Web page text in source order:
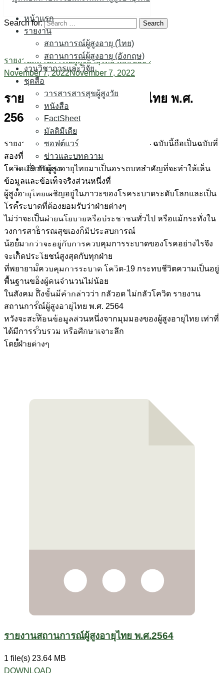
หน้าแรก
รายงาน
สถานการณ์ผู้สูงอายุ (ไทย)
สถานการณ์ผู้สูงอายุ (อังกฤษ)
งานวิชาการและวิจัย
ชุดสื่อ
วารสารสารสุขผู้สูงวัย
หนังสือ
FactSheet
มัลติมีเดีย
ซอฟต์แวร์
ข่าวและบทความ
เกี่ยวกับเรา
หน้าแรก
รายงาน
สถานการณ์ผู้สูงอายุ (ไทย)
สถานการณ์ผู้สูงอายุ (อังกฤษ)
งานวิชาการและวิจัย
ชุดสื่อ
วารสารสารสุขผู้สูงวัย
หนังสือ
FactSheet
มัลติมีเดีย
ซอฟต์แวร์
ข่าวและบทความ
เกี่ยวกับเรา
Search for:
รายงานสถานการณ์ผู้สูงอายุไทย พ.ศ. 2564
November 7, 2022November 7, 2022
รายงานสถานการณ์ผู้สูงอายุไทย พ.ศ.
2564
รายงานสถานการณ์ผู้สูงอายุไทย พ.ศ. 2564 ฉบับนี้ถือเป็นฉบับที่
สองที่นำเอาเรื่องการระบาดของ
โควิด-19 กับผู้สูงอายุไทยมาเป็นอรรถบทสำคัญที่จะทำให้เห็น
ข้อมูลและข้อเท็จจริงส่วนหนึ่งที่
ผู้สูงอายุไทยเผชิญอยู่ในภาวะของโรคระบาดระดับโลกและเป็น
โรคระบาดที่ต้องยอมรับว่าฝ่ายต่างๆ
ไม่ว่าจะเป็นฝ่ายนโยบายหรือประชาชนทั่วไป หรือแม้กระทั่งใน
วงการสาธารณสุขเองก็มีประสบการณ์
น้อยมากว่าจะอยู่กับการควบคุมการระบาดของโรคอย่างไรจึง
จะเกิดประโยชน์สูงสุดกับทุกฝ่าย
ที่พยายามควบคุมการระบาด โควิด-19 กระทบชีวิตความเป็นอยู่
พื้นฐานของผู้คนจำนวนไม่น้อย
ในสังคม ถึงขั้นมีคำกล่าวว่า กลัวอด ไม่กลัวโควิด รายงาน
สถานการณ์ผู้สูงอายุไทย พ.ศ. 2564
หวังจะสะท้อนข้อมูลส่วนหนึ่งจากมุมมองของผู้สูงอายุไทย เท่าที่
ได้มีการรวบรวม หรือศึกษาเจาะลึก
โดยฝ่ายต่างๆ
รายงานสถานการณ์ผู้สูงอายุไทย พ.ศ.2564
1 file(s) 23.64 MB
DOWNLOAD